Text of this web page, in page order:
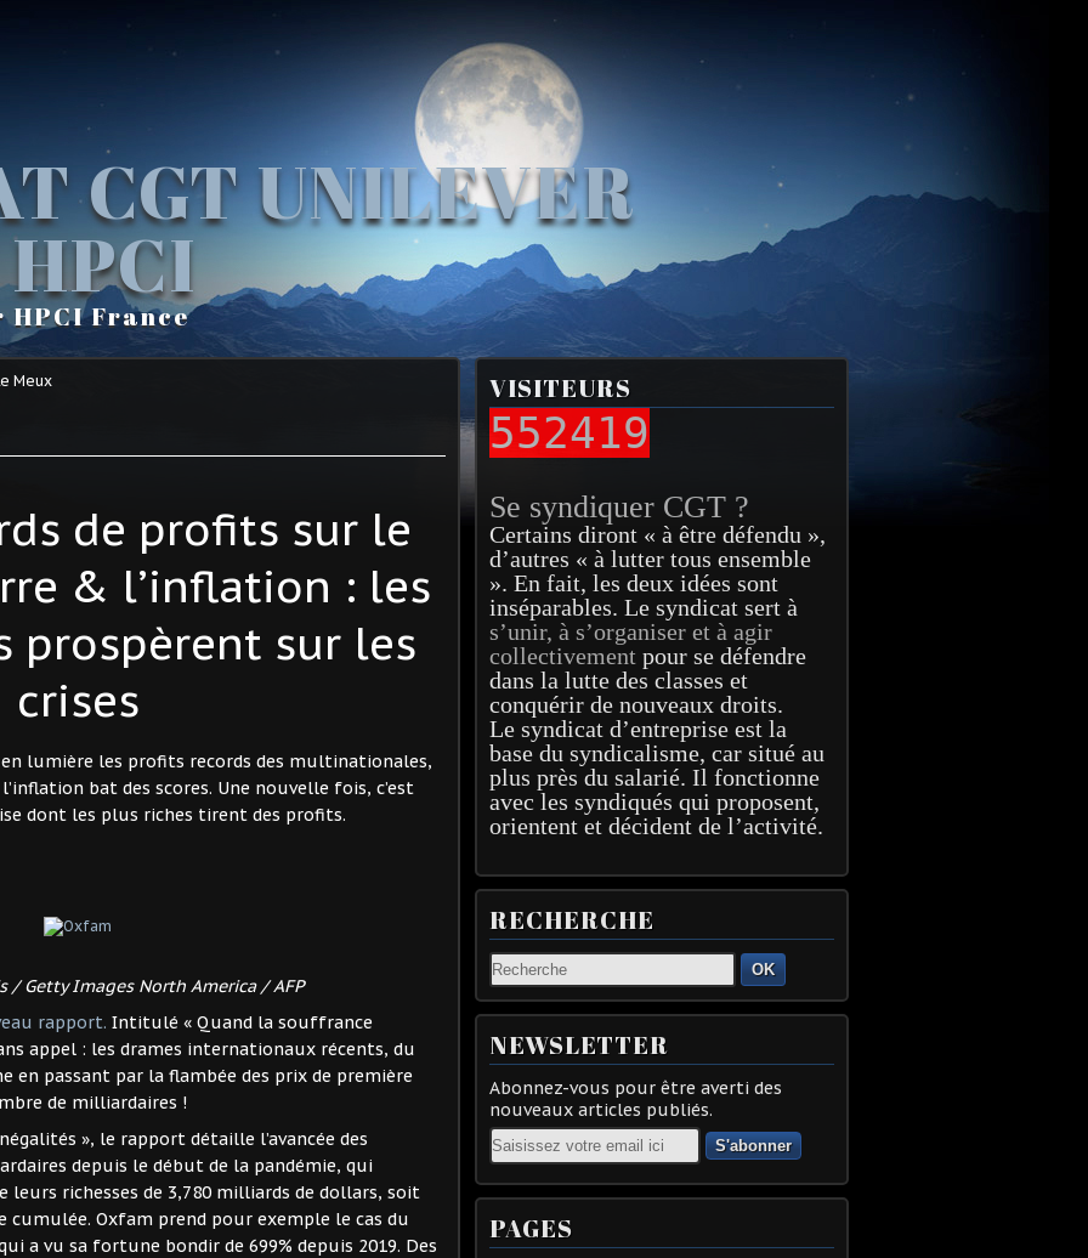
CGT UNILEVER
HPCI France
Meux
de profits sur le
& l’inflation : les
prospèrent sur les
crises
lumière les profits records des multinationales,
bat des scores. Une nouvelle fois, c’est
dont les plus riches tirent des profits.
Getty Images North America / AFP
rapport. Intitulé « Quand la souffrance
appel : les drames internationaux récents, du
en passant par la flambée des prix de première
de milliardaires !
», le rapport détaille l’avancée des
depuis le début de la pandémie, qui
richesses de 3,780 milliards de dollars, soit
cumulée. Oxfam prend pour exemple le cas du
a vu sa fortune bondir de 699% depuis 2019. Des
VISITEURS
552419
Se syndiquer CGT ?
Certains diront « à être défendu »,
d’autres « à lutter tous ensemble
». En fait, les deux idées sont
inséparables. Le syndicat sert à
s’unir, à s’organiser et à agir
collectivement pour se défendre
dans la lutte des classes et
conquérir de nouveaux droits.
Le syndicat d’entreprise est la
base du syndicalisme, car situé au
plus près du salarié. Il fonctionne
avec les syndiqués qui proposent,
orientent et décident de l’activité.
RECHERCHE
OK
NEWSLETTER
Abonnez-vous pour être averti des
nouveaux articles publiés.
Email
PAGES